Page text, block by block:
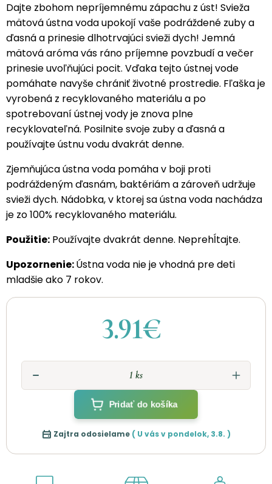
Dajte zbohom nepríjemnému zápachu z úst! Svieža
mätová ústna voda upokojí vaše podráždené zuby a
ďasná a prinesie dlhotrvajúci svieži dych! Jemná
mätová aróma vás ráno príjemne povzbudí a večer
prinesie uvoľňujúci pocit. Vďaka tejto ústnej vode
pomáhate navyše chrániť životné prostredie. Fľaška je
vyrobená z recyklovaného materiálu a po
spotrebovaní ústnej vody je znova plne
recyklovateľná. Posilnite svoje zuby a ďasná a
používajte ústnu vodu dvakrát denne.
Zjemňujúca ústna voda pomáha v boji proti
podráždeným ďasnám, baktériám a zároveň udržuje
svieži dych. Nádobka, v ktorej sa ústna voda nachádza
je zo 100% recyklovaného materiálu.
Použitie: Používajte dvakrát denne. Neprehĺtajte.
Upozornenie:Ústna voda nie je vhodná pre deti
mladšie ako 7 rokov.
3.91€
Pridať do košíka
Zajtra odosielame ( U vás v pondelok, 3.8. )